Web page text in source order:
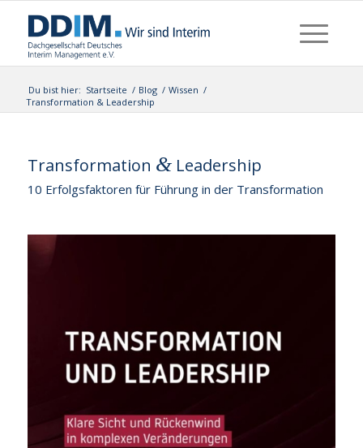
Du bist hier: Startseite / Blog / Wissen /
Transformation & Leadership
Transformation &Leadership
10 Erfolgsfaktoren für Führung in der Transformation